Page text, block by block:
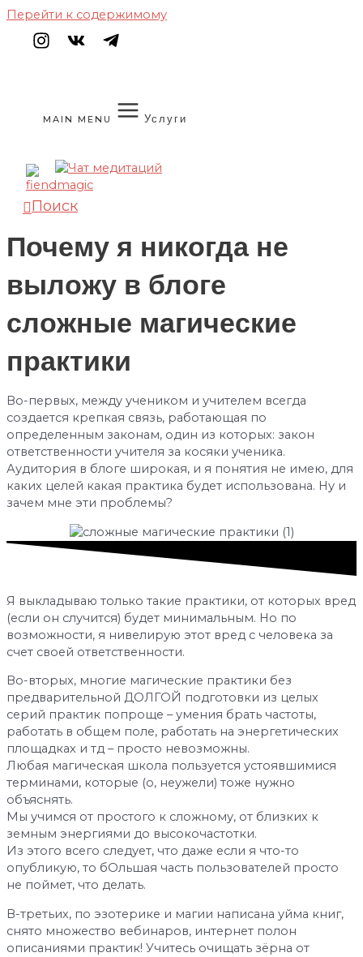
Перейти к содержимому
MAIN MENU Услуги
Поиск
Почему я никогда не
выложу в блоге
сложные магические
практики
Во-первых, между учеником и учителем всегда
создается крепкая связь, работающая по
определенным законам, один из которых: закон
ответственности учителя за косяки ученика.
Аудитория в блоге широкая, и я понятия не имею, для
каких целей какая практика будет использована. Ну и
зачем мне эти проблемы?
Я выкладываю только такие практики, от которых вред
(если он случится) будет минимальным. Но по
возможности, я нивелирую этот вред с человека за
счет своей ответственности.
Во-вторых, многие магические практики без
предварительной ДОЛГОЙ подготовки из целых
серий практик попроще – умения брать частоты,
работать в общем поле, работать на энергетических
площадках и тд – просто невозможны.
Любая магическая школа пользуется устоявшимися
терминами, которые (о, неужели) тоже нужно
объяснять.
Мы учимся от простого к сложному, от близких к
земным энергиями до высокочастотки.
Из этого всего следует, что даже если я что-то
опубликую, то бОльшая часть пользователей просто
не поймет, что делать.
В-третьих, по эзотерике и магии написана уйма книг,
снято множество вебинаров, интернет полон
описаниями практик! Учитесь очищать зёрна от